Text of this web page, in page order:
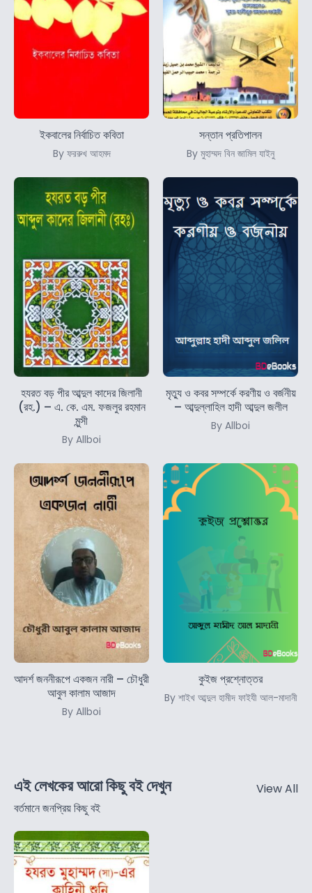
ইকবালের নির্বাচিত কবিতা
By ফররুখ আহমদ
সন্তান প্রতিপালন
By মুহাম্মদ বিন জামিল যাইনু
হযরত বড় পীর আব্দুল কাদের জিলানী
(রহ.) – এ. কে. এম. ফজলুর রহমান
মুন্সী
By Allboi
মৃত্যু ও কবর সম্পর্কে করণীয় ও বর্জনীয়
– আব্দুল্লাহিল হাদী আব্দুল জলীল
By Allboi
আদর্শ জননীরূপে একজন নারী – চৌধুরী
আবুল কালাম আজাদ
By Allboi
কুইজ প্রশ্নোত্তর
By শাইখ আব্দুল হামীদ ফাইযী আল-মাদানী
এই লেখকের আরো কিছু বই দেখুন
বর্তমানে জনপ্রিয় কিছু বই
View All